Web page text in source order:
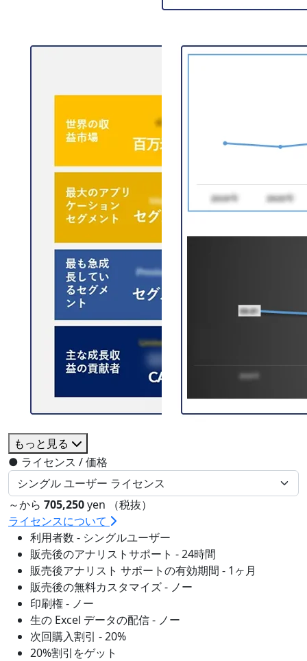
もっと見る
● ライセンス / 価格
～から 705,250yen （税抜）
ライセンスについて
利用者数 - シングルユーザー
販売後のアナリストサポート - 24時間
販売後アナリスト サポートの有効期間 - 1ヶ月
販売後の無料カスタマイズ - ノー
印刷権 - ノー
生の Excel データの配信 - ノー
次回購入割引 - 20%
20%割引をゲット